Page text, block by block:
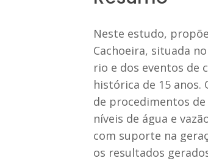
Neste estudo,
Cachoeira, situada
rio e dos eventos de
histórica de 15
de procedimentos
níveis de água e
com suporte na
os resultados